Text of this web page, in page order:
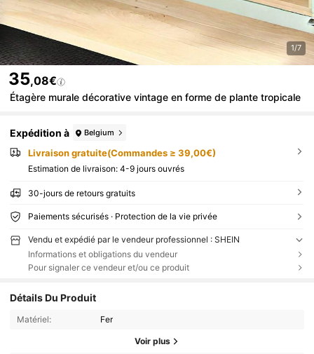
1/7
35,08€
Étagère murale décorative vintage en forme de plante tropicale
Expédition à Belgium
Livraison gratuite(Commandes ≥ 39,00€)
Estimation de livraison: 4-9 jours ouvrés
30-jours de retours gratuits
Paiements sécurisés · Protection de la vie privée
Vendu et expédié par le vendeur professionnel : SHEIN
Informations et obligations du vendeur
Pour signaler ce vendeur et/ou ce produit
Détails Du Produit
Matériel: Fer
Voir plus